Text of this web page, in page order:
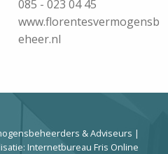
085 - 023 04 45
www.florentesvermogensb
eheer.nl
& Adviseurs |
Internetbureau Fris Online